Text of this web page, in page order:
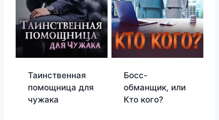
Таинственная
помощница для
чужака
Босс-
обманщик, или
Кто кого?